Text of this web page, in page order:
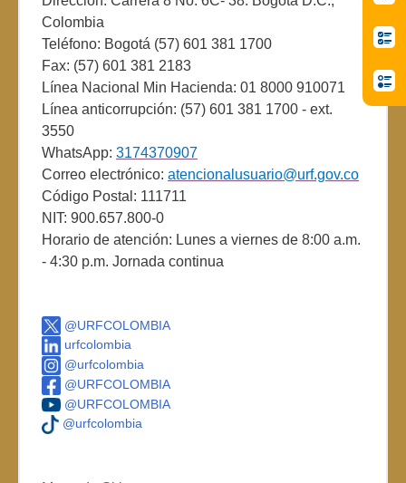
Colombia
Teléfono: Bogotá (57) 601 381 1700
Fax: (57) 601 381 2183
Línea Nacional Min Hacienda: 01 8000 910071
Línea anticorrupción: (57) 601 381 1700 - ext.
3550
WhatsApp: 3174370907
Correo electrónico: atencionalusuario@urf.gov.co
Código Postal: 111711
NIT: 900.657.800-0
Horario de atención: Lunes a viernes de 8:00 a.m.
- 4:30 p.m. Jornada continua
@URFCOLOMBIA
urfcolombia
@urfcolombia
@URFCOLOMBIA
@URFCOLOMBIA
@urfcolombia